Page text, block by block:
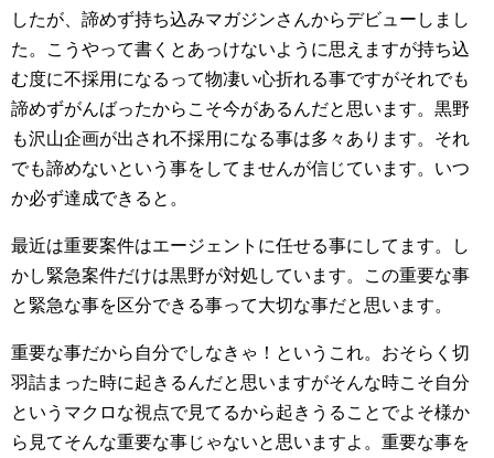
したが、諦めず持ち込みマガジンさんからデビューしまし
た。こうやって書くとあっけないように思えますが持ち込
む度に不採用になるって物凄い心折れる事ですがそれでも
諦めずがんばったからこそ今があるんだと思います。黒野
も沢山企画が出され不採用になる事は多々あります。それ
でも諦めないという事をしてませんが信じています。いつ
か必ず達成できると。
最近は重要案件はエージェントに任せる事にしてます。し
かし緊急案件だけは黒野が対処しています。この重要な事
と緊急な事を区分できる事って大切な事だと思います。
重要な事だから自分でしなきゃ！というこれ。おそらく切
羽詰まった時に起きるんだと思いますがそんな時こそ自分
というマクロな視点で見てるから起きうることでよそ様か
ら見てそんな重要な事じゃないと思いますよ。重要な事を